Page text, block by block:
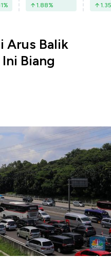
% 1.88% 1.35
Arus Balik
Biang